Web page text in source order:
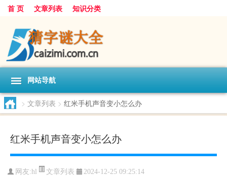
首 页 文章列表 知识分类
网站导航
> 文章列表 > 红米手机声音变小怎么办
红米手机声音变小怎么办
网友:hl 文章列表 2024-12-25 09:25:14